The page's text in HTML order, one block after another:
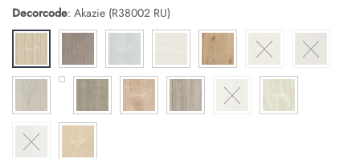
Decorcode: Akazie (R38002 RU)